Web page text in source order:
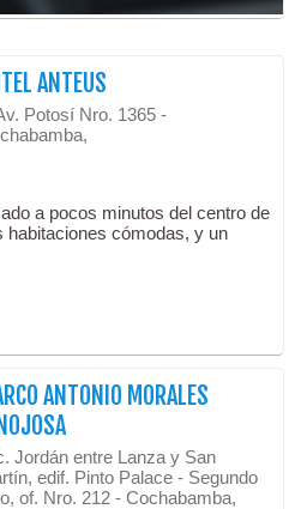
ANTEUS
Potosí Nro. 1365 -
a pocos minutos del centro de
habitaciones cómodas, y un
ANTONIO MORALES
Jordán entre Lanza y San
edif. Pinto Palace - Segundo
of. Nro. 212 - Cochabamba,